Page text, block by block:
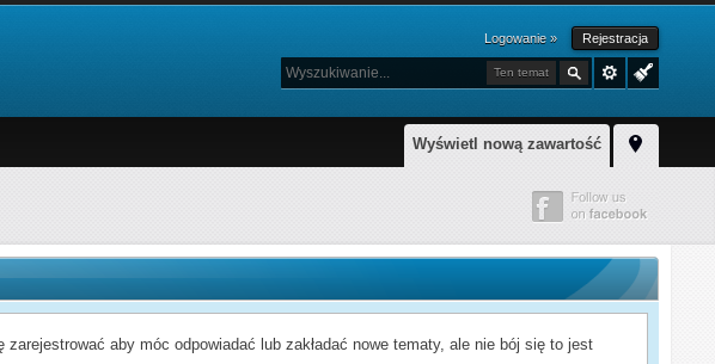
Logowanie » Rejestracja
Ten temat
Wyświetl nową zawartość
aby móc odpowiadać lub zakładać nowe tematy, ale nie bój się to jest